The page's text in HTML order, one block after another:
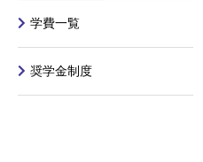
学費一覧
奨学金制度